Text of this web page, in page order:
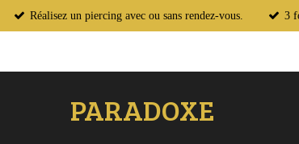
Réalisez un piercing avec ou sans rendez-vous. 3
PARADOXE